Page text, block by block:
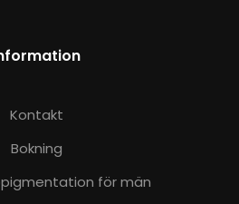
Kontakt
Bokning
för män